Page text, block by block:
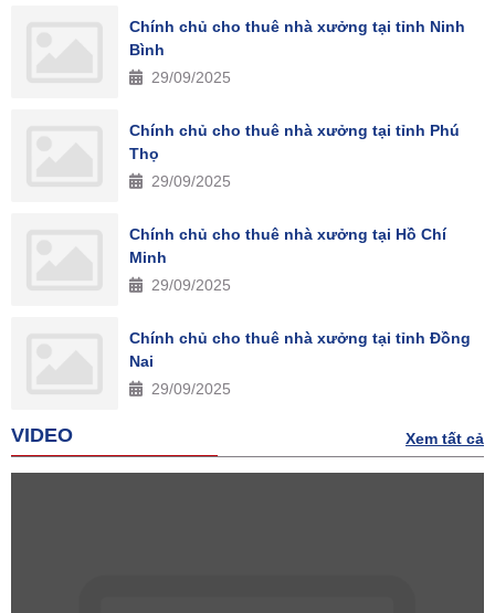
Chính chủ cho thuê nhà xưởng tại tỉnh Ninh
Bình
29/09/2025
Chính chủ cho thuê nhà xưởng tại tỉnh Phú
Thọ
29/09/2025
Chính chủ cho thuê nhà xưởng tại Hồ Chí
Minh
29/09/2025
Chính chủ cho thuê nhà xưởng tại tỉnh Đồng
Nai
29/09/2025
VIDEO Xem tất cả